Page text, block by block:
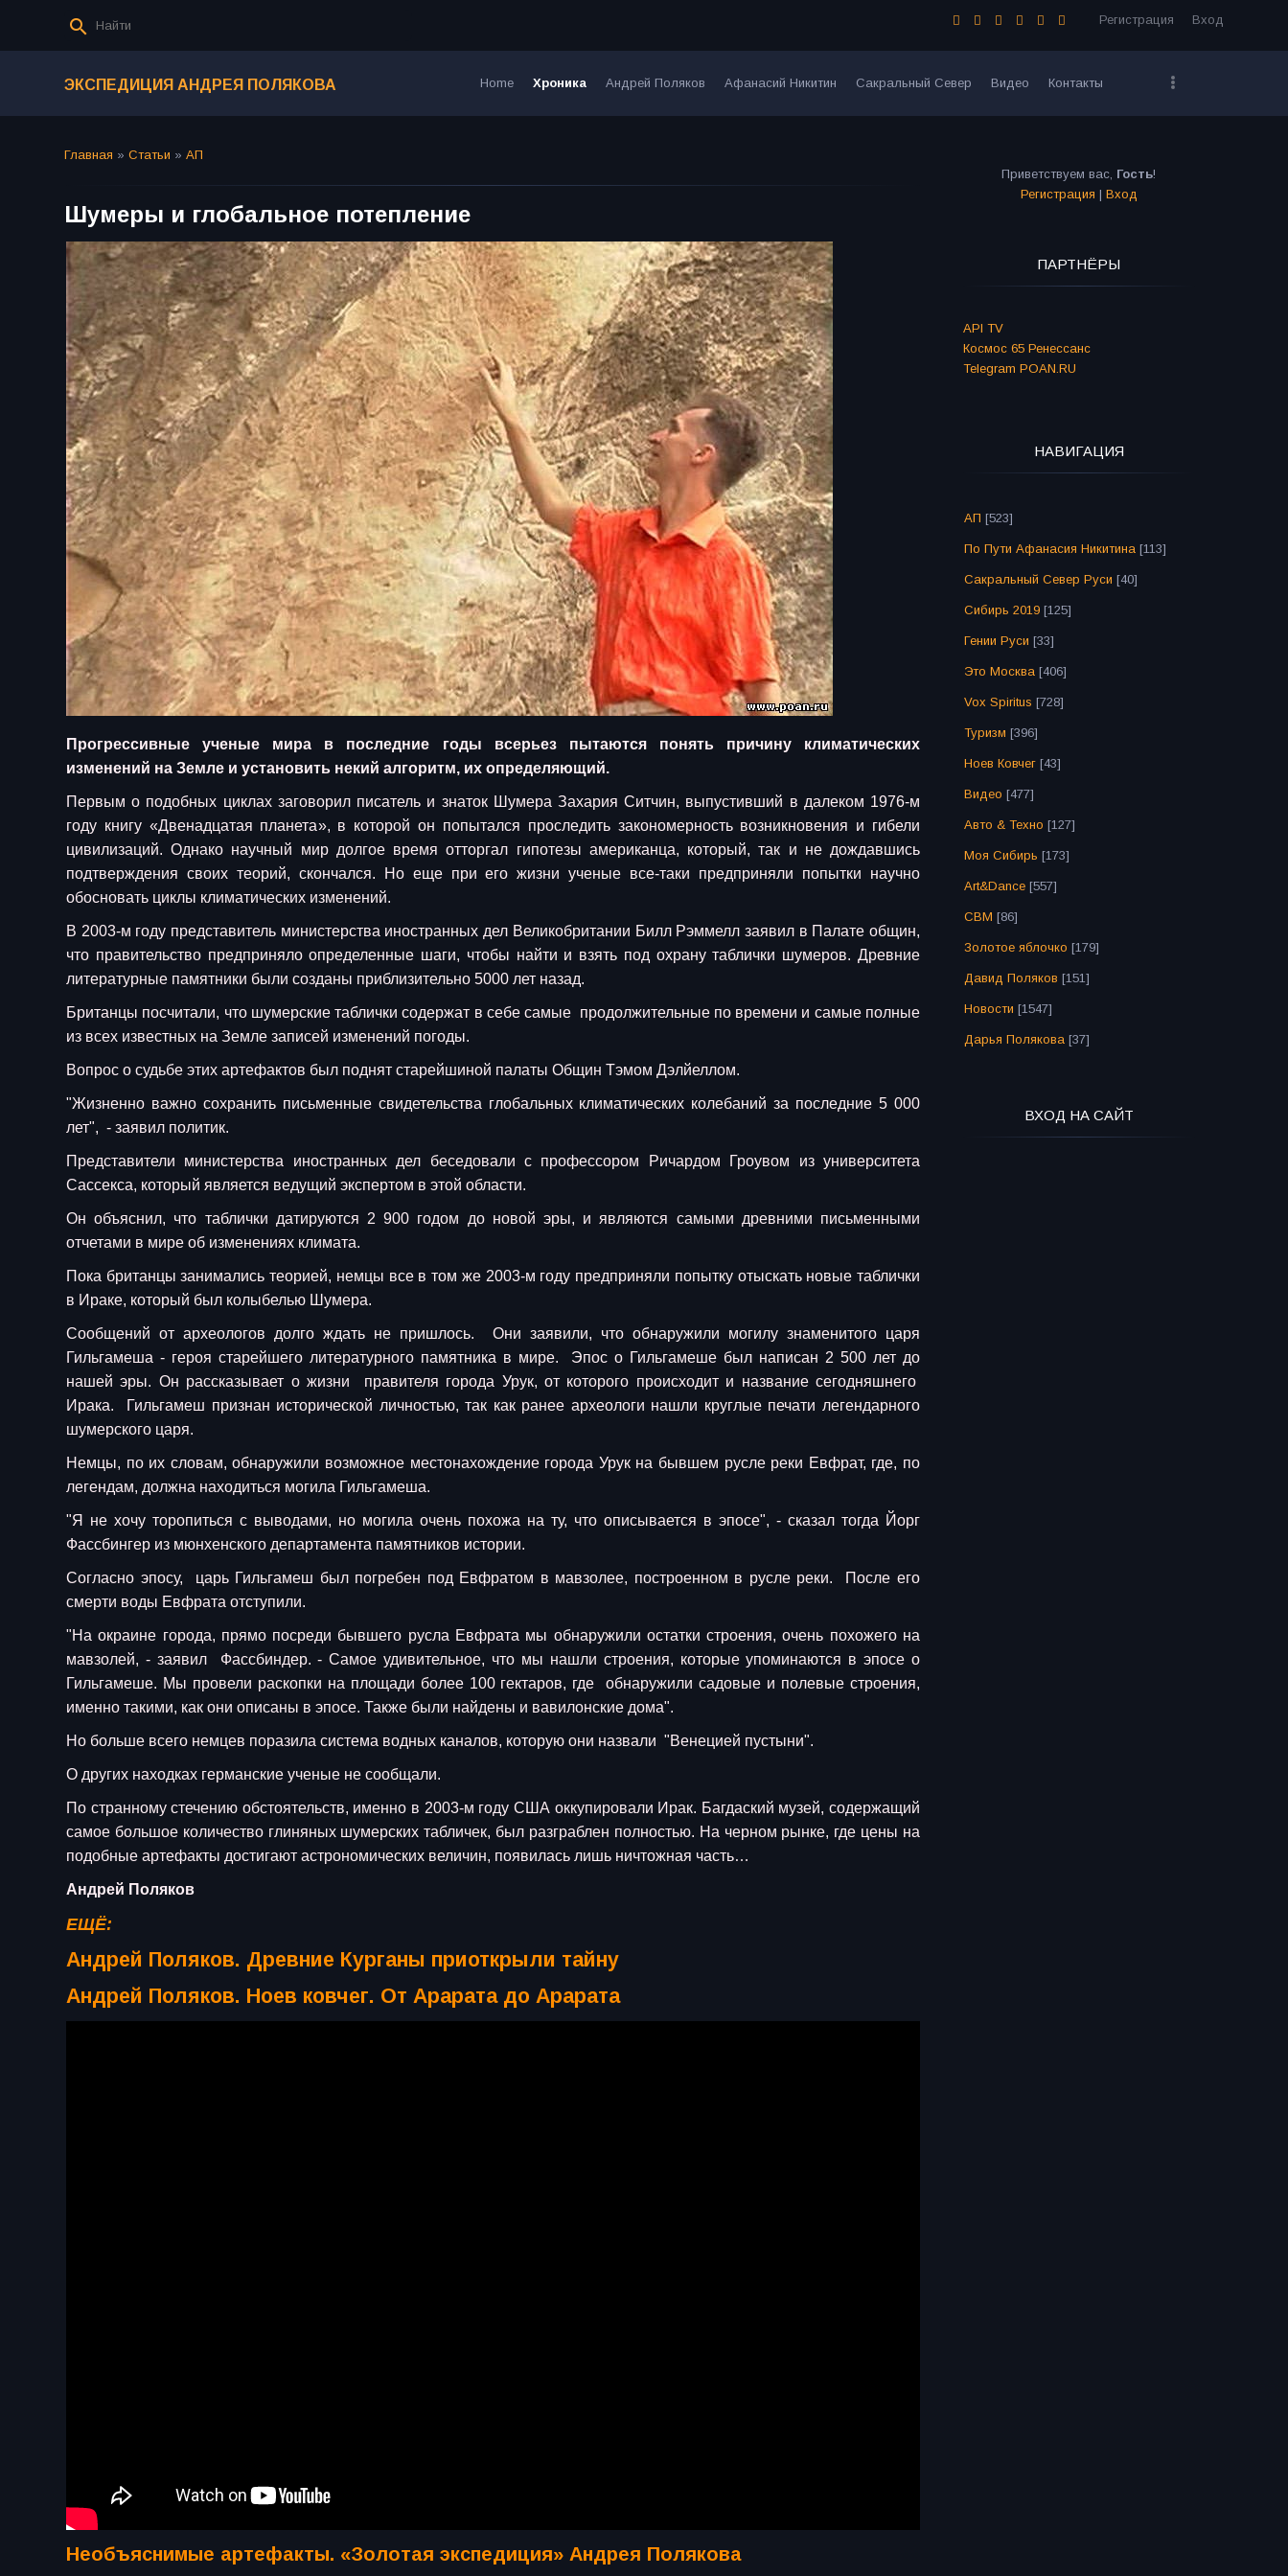
Регистрация Вход
ЭКСПЕДИЦИЯ АНДРЕЯ ПОЛЯКОВА Home Хроника Андрей Поляков Афанасий Никитин Сакральный Север Видео Контакты
Главная » Статьи » АП
Шумеры и глобальное потепление
Прогрессивные ученые мира в последние годы всерьез пытаются понять причину климатических
изменений на Земле и установить некий алгоритм, их определяющий.
Первым о подобных циклах заговорил писатель и знаток Шумера Захария Ситчин, выпустивший в далеком 1976-м
году книгу «Двенадцатая планета», в которой он попытался проследить закономерность возникновения и гибели
цивилизаций. Однако научный мир долгое время отторгал гипотезы американца, который, так и не дождавшись
подтверждения своих теорий, скончался. Но еще при его жизни ученые все-таки предприняли попытки научно
обосновать циклы климатических изменений.
В 2003-м году представитель министерства иностранных дел Великобритании Билл Рэммелл заявил в Палате общин,
что правительство предприняло определенные шаги, чтобы найти и взять под охрану таблички шумеров. Древние
литературные памятники были созданы приблизительно 5000 лет назад.
Британцы посчитали, что шумерские таблички содержат в себе самые продолжительные по времени и самые полные
из всех известных на Земле записей изменений погоды.
Вопрос о судьбе этих артефактов был поднят старейшиной палаты Общин Тэмом Дэлйеллом.
"Жизненно важно сохранить письменные свидетельства глобальных климатических колебаний за последние 5 000
лет", - заявил политик.
Представители министерства иностранных дел беседовали с профессором Ричардом Гроувом из университета
Сассекса, который является ведущий экспертом в этой области.
Он объяснил, что таблички датируются 2 900 годом до новой эры, и являются самыми древними письменными
отчетами в мире об изменениях климата.
Пока британцы занимались теорией, немцы все в том же 2003-м году предприняли попытку отыскать новые таблички
в Ираке, который был колыбелью Шумера.
Сообщений от археологов долго ждать не пришлось. Они заявили, что обнаружили могилу знаменитого царя
Гильгамеша - героя старейшего литературного памятника в мире. Эпос о Гильгамеше был написан 2 500 лет до
нашей эры. Он рассказывает о жизни правителя города Урук, от которого происходит и название сегодняшнего
Ирака. Гильгамеш признан исторической личностью, так как ранее археологи нашли круглые печати легендарного
шумерского царя.
Немцы, по их словам, обнаружили возможное местонахождение города Урук на бывшем русле реки Евфрат, где, по
легендам, должна находиться могила Гильгамеша.
"Я не хочу торопиться с выводами, но могила очень похожа на ту, что описывается в эпосе", - сказал тогда Йорг
Фассбингер из мюнхенского департамента памятников истории.
Согласно эпосу, царь Гильгамеш был погребен под Евфратом в мавзолее, построенном в русле реки. После его
смерти воды Евфрата отступили.
"На окраине города, прямо посреди бывшего русла Евфрата мы обнаружили остатки строения, очень похожего на
мавзолей, - заявил Фассбиндер. - Самое удивительное, что мы нашли строения, которые упоминаются в эпосе о
Гильгамеше. Мы провели раскопки на площади более 100 гектаров, где обнаружили садовые и полевые строения,
именно такими, как они описаны в эпосе. Также были найдены и вавилонские дома".
Но больше всего немцев поразила система водных каналов, которую они назвали "Венецией пустыни".
О других находках германские ученые не сообщали.
По странному стечению обстоятельств, именно в 2003-м году США оккупировали Ирак. Багдаский музей, содержащий
самое большое количество глиняных шумерских табличек, был разграблен полностью. На черном рынке, где цены на
подобные артефакты достигают астрономических величин, появилась лишь ничтожная часть…
Андрей Поляков
ЕЩЁ:
Андрей Поляков. Древние Курганы приоткрыли тайну
Андрей Поляков. Ноев ковчег. От Арарата до Арарата
Необъяснимые артефакты. «Золотая экспедиция» Андрея Полякова
Приветствуем вас, Гость!
Регистрация | Вход
ПАРТНЁРЫ
API TV
Космос 65 Ренессанс
Telegram POAN.RU
НАВИГАЦИЯ
АП [523]
По Пути Афанасия Никитина [113]
Сакральный Север Руси [40]
Сибирь 2019 [125]
Гении Руси [33]
Это Москва [406]
Vox Spiritus [728]
Туризм [396]
Ноев Ковчег [43]
Видео [477]
Авто & Техно [127]
Моя Сибирь [173]
Art&Dance [557]
СВМ [86]
Золотое яблочко [179]
Давид Поляков [151]
Новости [1547]
Дарья Полякова [37]
ВХОД НА САЙТ